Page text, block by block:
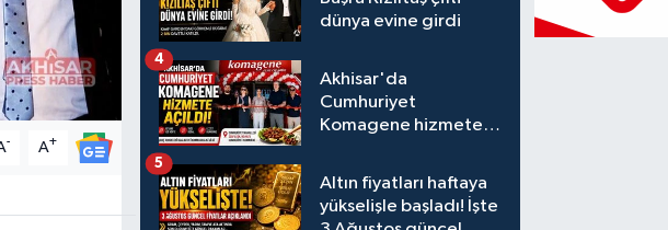
- A+
dünya evine girdi
Akhisar'da
Cumhuriyet
Komagene hizmete
4
Altın fiyatları haftaya
yükselişle başladı! İşte
5